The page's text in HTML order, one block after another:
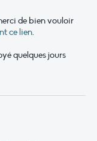
de bien vouloir
ce lien.
quelques jours